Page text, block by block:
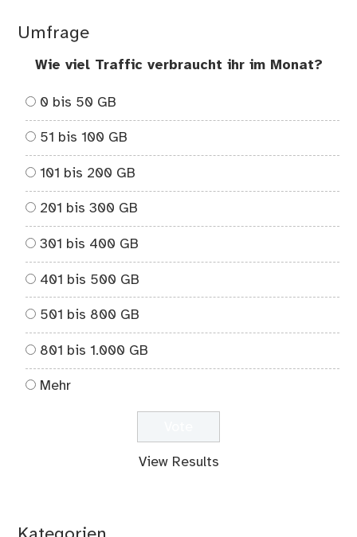
Umfrage
Wie viel Traffic verbraucht ihr im Monat?
0 bis 50 GB
51 bis 100 GB
101 bis 200 GB
201 bis 300 GB
301 bis 400 GB
401 bis 500 GB
501 bis 800 GB
801 bis 1.000 GB
Mehr
View Results